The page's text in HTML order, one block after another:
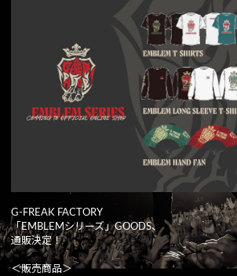
G-FREAK FACTORY
「EMBLEMシリーズ」GOODS、
通販決定！
＜販売商品＞